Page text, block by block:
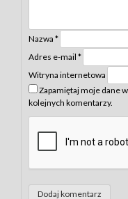
Nazwa *
Adres e-mail *
Witryna internetowa
Zapamiętaj moje dane
kolejnych komentarzy.